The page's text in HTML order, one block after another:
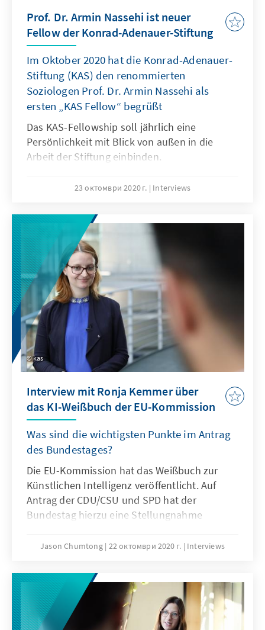
Prof. Dr. Armin Nassehi ist neuer
Fellow der Konrad-Adenauer-Stiftung
Im Oktober 2020 hat die Konrad-Adenauer-
Stiftung (KAS) den renommierten
Soziologen Prof. Dr. Armin Nassehi als
ersten „KAS Fellow“ begrüßt
Das KAS-Fellowship soll jährlich eine
Persönlichkeit mit Blick von außen in die
Arbeit der Stiftung einbinden.
23 октомври 2020 г. Interviews
kas
Interview mit Ronja Kemmer über
das KI-Weißbuch der EU-Kommission
Was sind die wichtigsten Punkte im Antrag
des Bundestages?
Die EU-Kommission hat das Weißbuch zur
Künstlichen Intelligenz veröffentlicht. Auf
Antrag der CDU/CSU und SPD hat der
Bundestag hierzu eine Stellungnahme
Künstlicher Intelligenz in Wirtschaft, Arbeit
Kemmer ist KI-Beauftragte der Unionsfraktion
und wir haben ihr zur Stellungnahme des
Bundestages ein paar Fragen gestellt.
Jason Chumtong 22 октомври 2020 г. Interviews